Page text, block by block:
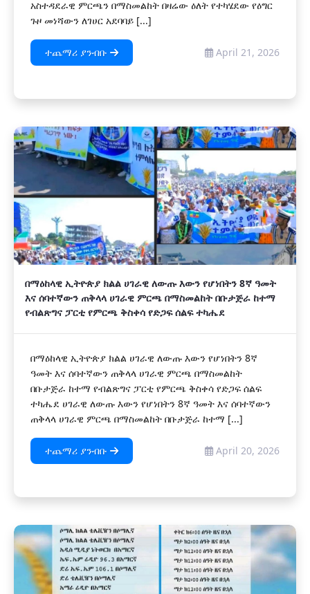
አስተዳደራዊ ምርጫን በማስመልከት በዛሬው ዕለት የተካሄደው የዕግር
ጉዞ መነሻውን ለገሀር አደባባይ [...]
ተጨማሪ ያንብቡ April 21, 2026
በማዕከላዊ ኢትዮጵያ ክልል ሀገራዊ ለውጡ እውን የሆነበትን 8ኛ ዓመት
እና ሰባተኛውን ጠቅላላ ሀገራዊ ምርጫ በማስመልከት በቡታጅራ ከተማ
የብልጽግና ፓርቲ የምርጫ ቅስቀሳ የድጋፍ ሰልፍ ተካሔደ
በማዕከላዊ ኢትዮጵያ ክልል ሀገራዊ ለውጡ እውን የሆነበትን 8ኛ
ዓመት እና ሰባተኛውን ጠቅላላ ሀገራዊ ምርጫ በማስመልከት
በቡታጅራ ከተማ የብልጽግና ፓርቲ የምርጫ ቅስቀሳ የድጋፍ ሰልፍ
ተካሔደ ሀገራዊ ለውጡ እውን የሆነበትን 8ኛ ዓመት እና ሰባተኛውን
ጠቅላላ ሀገራዊ ምርጫ በማስመልከት በቡታጅራ ከተማ [...]
ተጨማሪ ያንብቡ April 20, 2026